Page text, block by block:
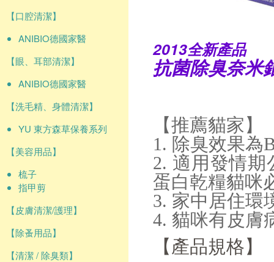
【口腔清潔】
ANIBIO德國家醫
【眼、耳部清潔】
ANIBIO德國家醫
【洗毛精、身體清潔】
YU 東方森草保養系列
【美容用品】
梳子
指甲剪
【皮膚清潔/護理】
【除蚤用品】
【清潔 / 除臭類】
2013全新產品
抗菌除臭奈米
【推薦貓家】
1. 除臭效果為
2. 適用發情
蛋白乾糧貓咪
3. 家中居住環
4. 貓咪有皮膚
【產品規格】